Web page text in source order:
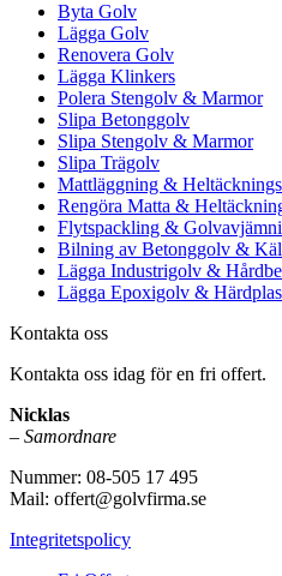
Byta Golv
Lägga Golv
Renovera Golv
Lägga Klinkers
Polera Stengolv & Marmor
Slipa Betonggolv
Slipa Stengolv & Marmor
Slipa Trägolv
Mattläggning &
Rengöra Matta &
Flytspackling &
Bilning av Betonggolv &
Lägga Industrigolv &
Lägga Epoxigolv &
Kontakta oss
Kontakta oss idag för en fri offert.
Nicklas
– Samordnare
Nummer: 08-505 17 495
Mail: offert@golvfirma.se
Integritetspolicy